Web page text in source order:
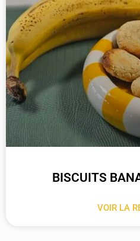
BISCUITS
VOIR LA